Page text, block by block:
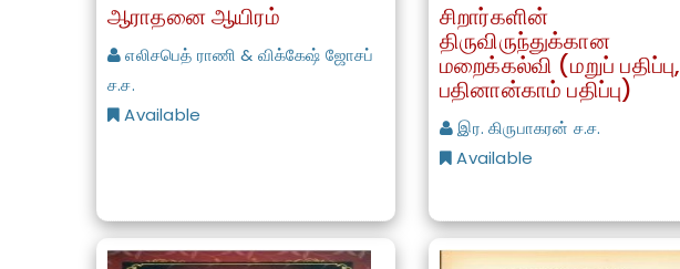
ஆராதனை ஆயிரம்
எலிசபெத் ராணி & விக்கேஷ் ஜோசப்
ச.ச.
Available
சிறார்களின்
திருவிருந்துக்கான
மறைக்கல்வி (மறுப் பதிப்பு,
பதினான்காம் பதிப்பு)
இர. கிருபாகரன் ச.ச.
Available